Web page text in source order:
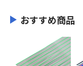
おすすめ商品